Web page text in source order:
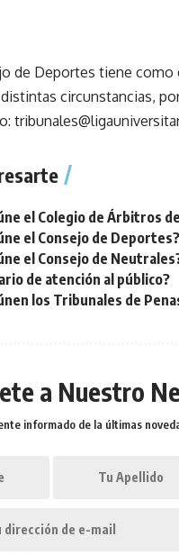
de Deportes tiene como
circunstancias,
el Colegio de Árbitros
el Consejo de Deportes?
el Consejo de
de atención al público?
los Tribunales de
a Nuestro
informado de la últimas